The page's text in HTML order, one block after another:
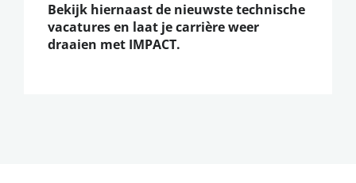
Bekijk hiernaast de nieuwste technische
vacatures en laat je carrière weer
draaien met IMPACT.